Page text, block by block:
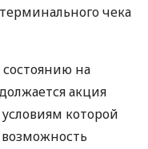
чека
на
акция
условиям которой